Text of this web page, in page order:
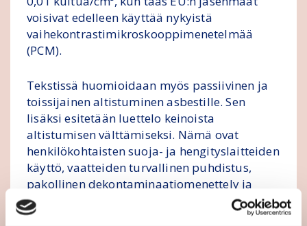
voisivat edelleen käyttää nykyistä
vaihekontrastimikroskooppimenetelmää
(PCM).
Tekstissä huomioidaan myös passiivinen ja
toissijainen altistuminen asbestille. Sen
lisäksi esitetään luettelo keinoista
altistumisen välttämiseksi. Nämä ovat
henkilökohtaisten suoja- ja hengityslaitteiden
käyttö, vaatteiden turvallinen puhdistus,
pakollinen dekontaminaatiomenettely ja
koulutusta koskevat vähimmäisvaatimukset
erikoistuneiden asbestinpoistoyritysten